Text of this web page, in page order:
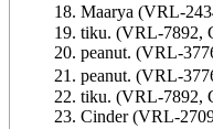
18. Maarya (VRL-
19. tiku. (VRL-7892,
20. peanut. (VRL-
21. peanut. (VRL-
22. tiku. (VRL-7892,
23. Cinder (VRL-